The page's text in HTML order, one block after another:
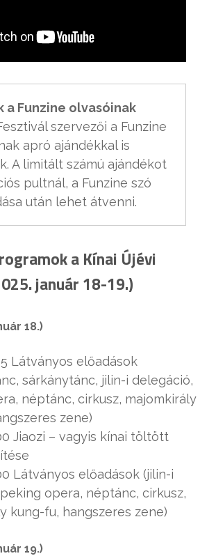
Ajándék a Funzine olvasóinak
szervezői a Funzine
apró ajándékkal is
A limitált számú ajándékot
pultnál, a Funzine szó
után lehet átvenni.
a Kínai Újévi
január 18-19.)
18.)
Látványos előadások
sárkánytánc, jilin-i delegáció,
néptánc, cirkusz, majomkirály
zene)
Jiaozi – vagyis kínai töltött
Látványos előadások (jilin-i
opera, néptánc, cirkusz,
kung-fu, hangszeres zene)
19.)